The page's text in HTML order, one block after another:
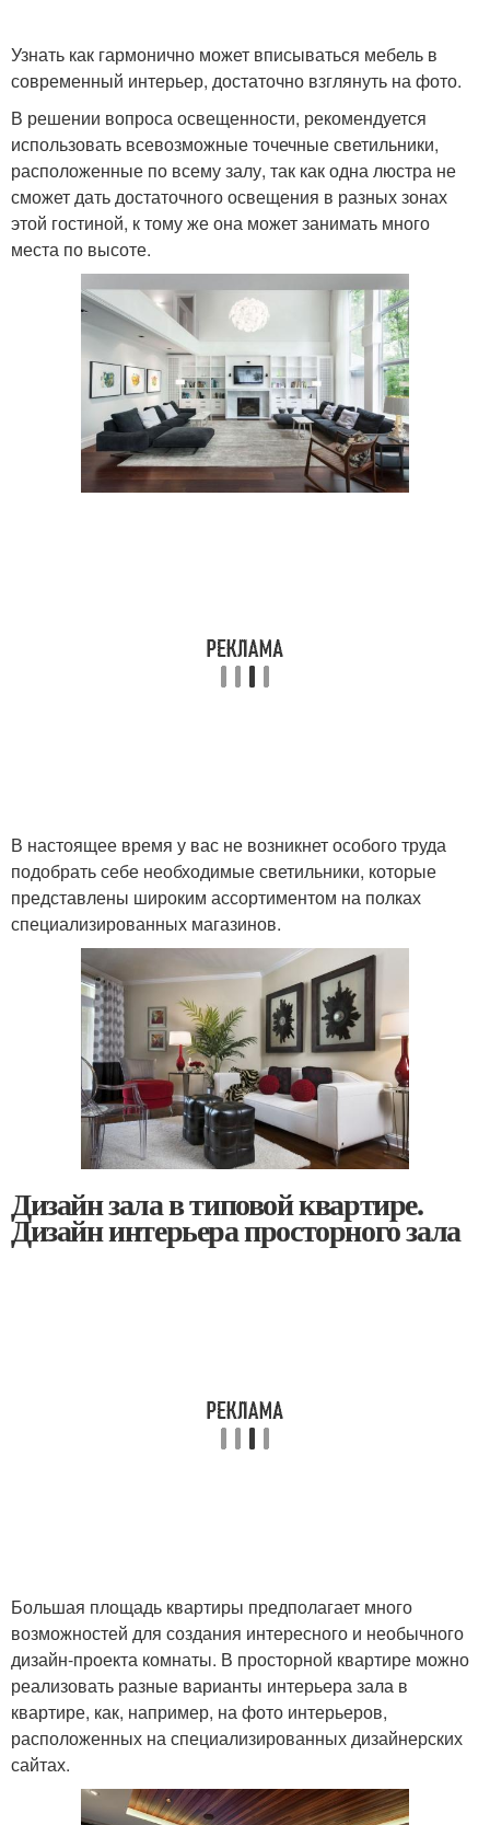
Узнать как гармонично может вписываться мебель в
современный интерьер, достаточно взглянуть на фото.
В решении вопроса освещенности, рекомендуется
использовать всевозможные точечные светильники,
расположенные по всему залу, так как одна люстра не
сможет дать достаточного освещения в разных зонах
этой гостиной, к тому же она может занимать много
места по высоте.
В настоящее время у вас не возникнет особого труда
подобрать себе необходимые светильники, которые
представлены широким ассортиментом на полках
специализированных магазинов.
Дизайн зала в типовой квартире.
Дизайн интерьера просторного зала
Большая площадь квартиры предполагает много
возможностей для создания интересного и необычного
дизайн-проекта комнаты. В просторной квартире можно
реализовать разные варианты интерьера зала в
квартире, как, например, на фото интерьеров,
расположенных на специализированных дизайнерских
сайтах.